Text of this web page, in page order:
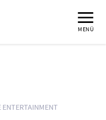
MENÜ
ENTERTAINMENT